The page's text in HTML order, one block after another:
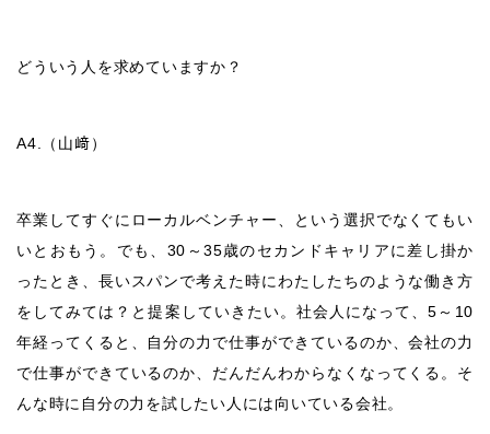
どういう人を求めていますか？
A4. （山﨑）
卒業してすぐにローカルベンチャー、という選択でなくてもい
いとおもう。でも、 30 ～35歳のセカンドキャリアに差し掛か
ったとき、長いスパンで考えた時にわたしたちのような働き方
をしてみては？と提案していきたい。社会人になって、5 ～ 10
年経ってくると、自分の力で仕事ができているのか、会社の力
で仕事ができているのか、だんだんわからなくなってくる。そ
んな時に自分の力を試したい人には向いている会社。